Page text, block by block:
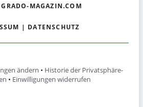
MAGAZIN.COM
| DATENSCHUTZ
ändern • Historie der Privatsphäre-
• Einwilligungen widerrufen